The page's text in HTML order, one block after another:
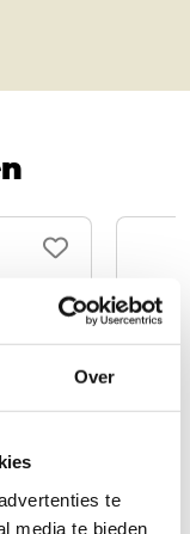
Over
te
media te bieden